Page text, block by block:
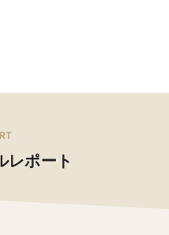
レポート